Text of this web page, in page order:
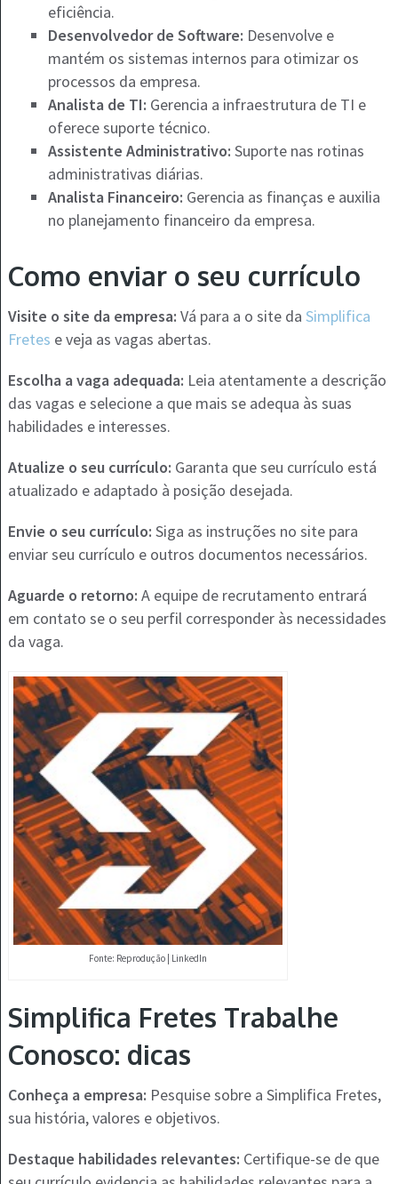
eficiência.
Desenvolvedor de Software: Desenvolve e
mantém os sistemas internos para otimizar os
processos da empresa.
Analista de TI: Gerencia a infraestrutura de TI e
oferece suporte técnico.
Assistente Administrativo: Suporte nas rotinas
administrativas diárias.
Analista Financeiro: Gerencia as finanças e auxilia
no planejamento financeiro da empresa.
Como enviar o seu currículo
Visite o site da empresa: Vá para a o site da Simplifica
Fretes e veja as vagas abertas.
Escolha a vaga adequada: Leia atentamente a descrição
das vagas e selecione a que mais se adequa às suas
habilidades e interesses.
Atualize o seu currículo: Garanta que seu currículo está
atualizado e adaptado à posição desejada.
Envie o seu currículo: Siga as instruções no site para
enviar seu currículo e outros documentos necessários.
Aguarde o retorno: A equipe de recrutamento entrará
em contato se o seu perfil corresponder às necessidades
da vaga.
Fonte: Reprodução | LinkedIn
Simplifica Fretes Trabalhe
Conosco: dicas
Conheça a empresa: Pesquise sobre a Simplifica Fretes,
sua história, valores e objetivos.
Destaque habilidades relevantes: Certifique-se de que